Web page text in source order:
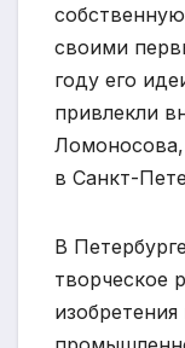
своими
году его
привлекли
Ломоносова,
в Санкт-
В
творческое